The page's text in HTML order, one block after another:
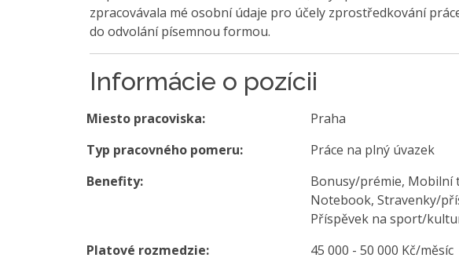
zpracovávala mé osobní údaje pro účely zprostředkování
do odvolání písemnou formou.
Informácie o pozícii
Miesto pracoviska:
Praha
Typ pracovného pomeru:
Práce na plný úvazek
Benefity:
Bonusy/prémie, Mobilní
Notebook, Stravenky/
Příspěvek na sport/
Platové rozmedzie:
45 000 - 50 000 Kč/měsíc